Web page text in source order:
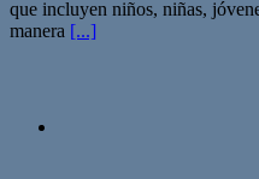
que incluyen niños, niñas,
manera [...]